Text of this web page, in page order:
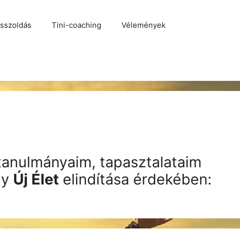
Tini-coaching Vélemények
tapasztalataim
Új Élet elindítása érdekében: